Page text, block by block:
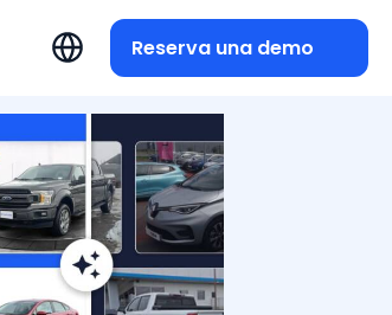
Reserva una demo